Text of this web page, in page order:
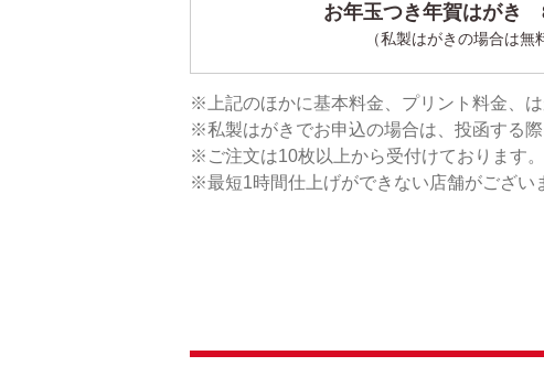
お年玉つき年賀はがき
（私製はがきの場合は無
上記のほかに基本料金、プリント料金、
私製はがきでお申込の場合は、投函する
ご注文は10枚以上から受付けております。
最短1時間仕上げができない店舗がござい